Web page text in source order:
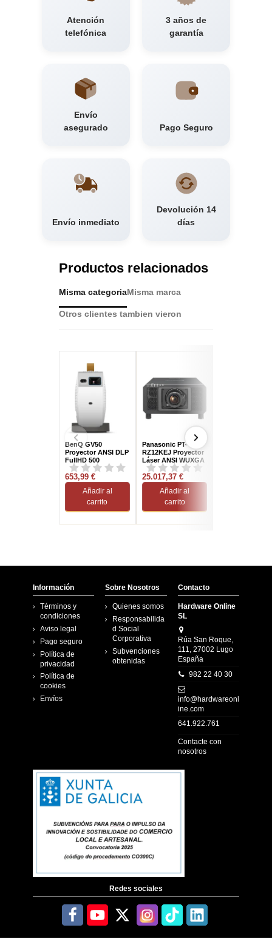
Atención
telefónica
3 años de
garantía
Envío
asegurado
Pago Seguro
Envío inmediato
Devolución 14
días
Productos relacionados
Misma categoriaMisma marca
Otros clientes tambien vieron
BenQ GV50
Proyector ANSI DLP
FullHD 500
Lúmenes Blanco
653,99 €
Añadir al
carrito
Panasonic PT-
RZ12KEJ Proyector
Láser ANSI WUXGA
3D 12000 Lúmenes
25.017,37 €
Añadir al
carrito
Información
Términos y
condiciones
Aviso legal
Pago seguro
Política de
privacidad
Política de
cookies
Envíos
Sobre Nosotros
Quienes somos
Responsabilida
d Social
Corporativa
Subvenciones
obtenidas
Contacto
Hardware Online
SL
Rúa San Roque,
111, 27002 Lugo
España
982 22 40 30
info@hardwareonl
ine.com
641.922.761
Contacte con
nosotros
Redes sociales